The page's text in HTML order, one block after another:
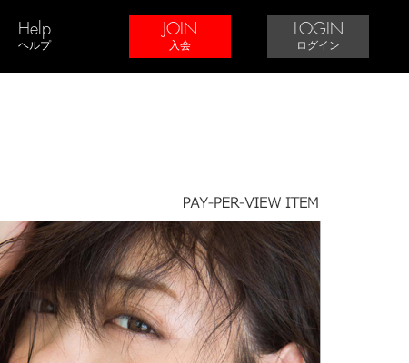
Help
ヘルプ
JOIN
入会
LOGIN
ログイン